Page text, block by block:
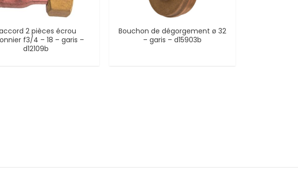
2 pièces écrou
f3/4 – 18 – garis –
d12109b
Bouchon de dégorgement ø 32
– garis – d15903b